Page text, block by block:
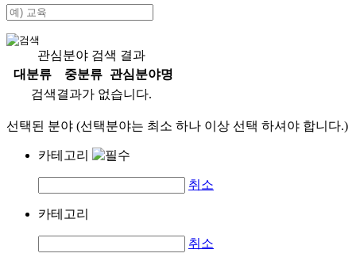
관심분야 검색 결과
대분류
중분류
관심분야명
검색결과가 없습니다.
선택된 분야 (선택분야는 최소 하나 이상 선택 하셔야 합니다.)
카테고리
취소
카테고리
취소